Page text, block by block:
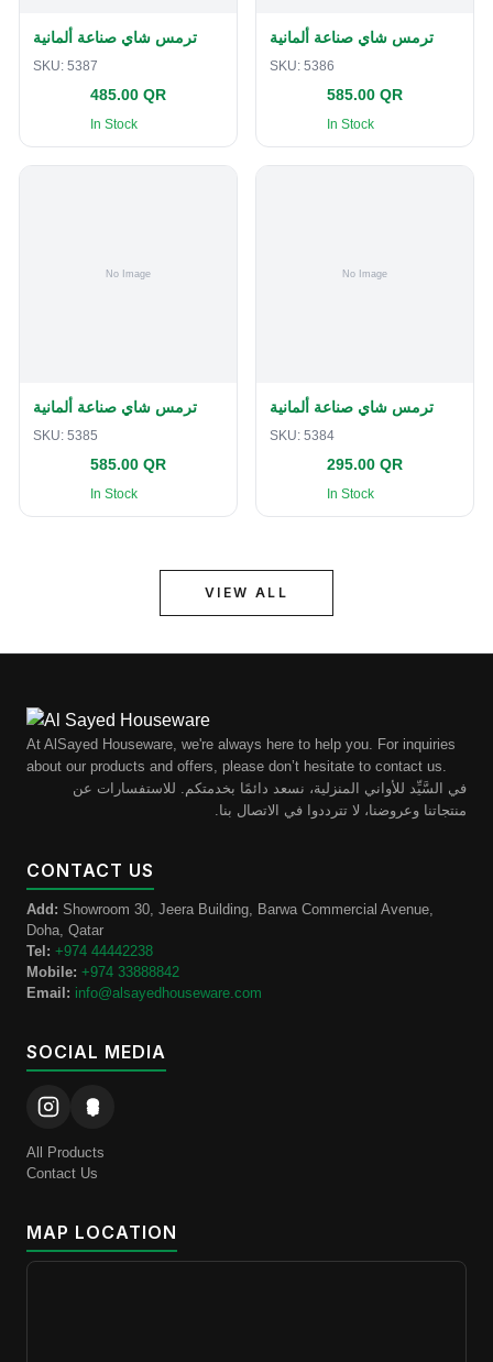
ترمس شاي صناعة ألمانية
SKU: 5387
485.00 QR
In Stock
ترمس شاي صناعة ألمانية
SKU: 5386
585.00 QR
In Stock
ترمس شاي صناعة ألمانية
SKU: 5385
585.00 QR
In Stock
ترمس شاي صناعة ألمانية
SKU: 5384
295.00 QR
In Stock
VIEW ALL
At AlSayed Houseware, we're always here to help you. For inquiries
about our products and offers, please don’t hesitate to contact us.
في السَّيِّد للأواني المنزلية، نسعد دائمًا بخدمتكم. للاستفسارات عن
منتجاتنا وعروضنا، لا تترددوا في الاتصال بنا.
CONTACT US
Add: Showroom 30, Jeera Building, Barwa Commercial Avenue,
Doha, Qatar
Tel: +974 44442238
Mobile: +974 33888842
Email: info@alsayedhouseware.com
SOCIAL MEDIA
All Products
Contact Us
MAP LOCATION